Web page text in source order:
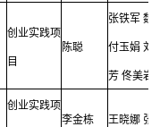
创业实践项
目
陈聪
张铁军 魏
付玉娟 刘
芳 佟美岩
创业实践项
李金栋 王晓娜 张